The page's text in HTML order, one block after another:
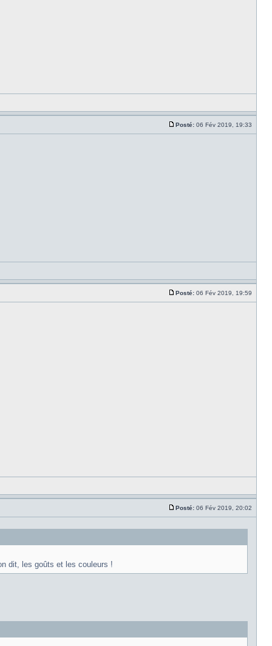
Posté: 06 Fév 2019, 19:33
Posté: 06 Fév 2019, 19:59
Posté: 06 Fév 2019, 20:02
dit, les goûts et les couleurs !